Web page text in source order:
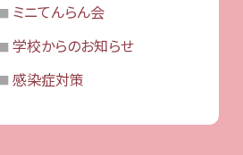
ミニてんらん会
学校からのお知らせ
感染症対策